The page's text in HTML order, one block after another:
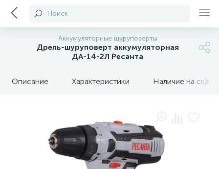
Поиск
Аккумуляторные шуруповерты
Дрель-шуруповерт аккумуляторная
ДА-14-2Л Ресанта
Описание Характеристики Наличие на